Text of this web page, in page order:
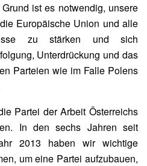
ist es notwendig, unsere
Europäische Union und alle
zu stärken und sich
Unterdrückung und das
Parteien wie im Falle Polens
Partei der Arbeit Österreichs
In den sechs Jahren seit
2013 haben wir wichtige
um eine Partei aufzubauen,